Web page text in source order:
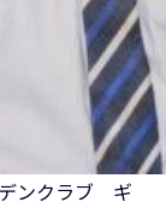
デンクラブ ギ